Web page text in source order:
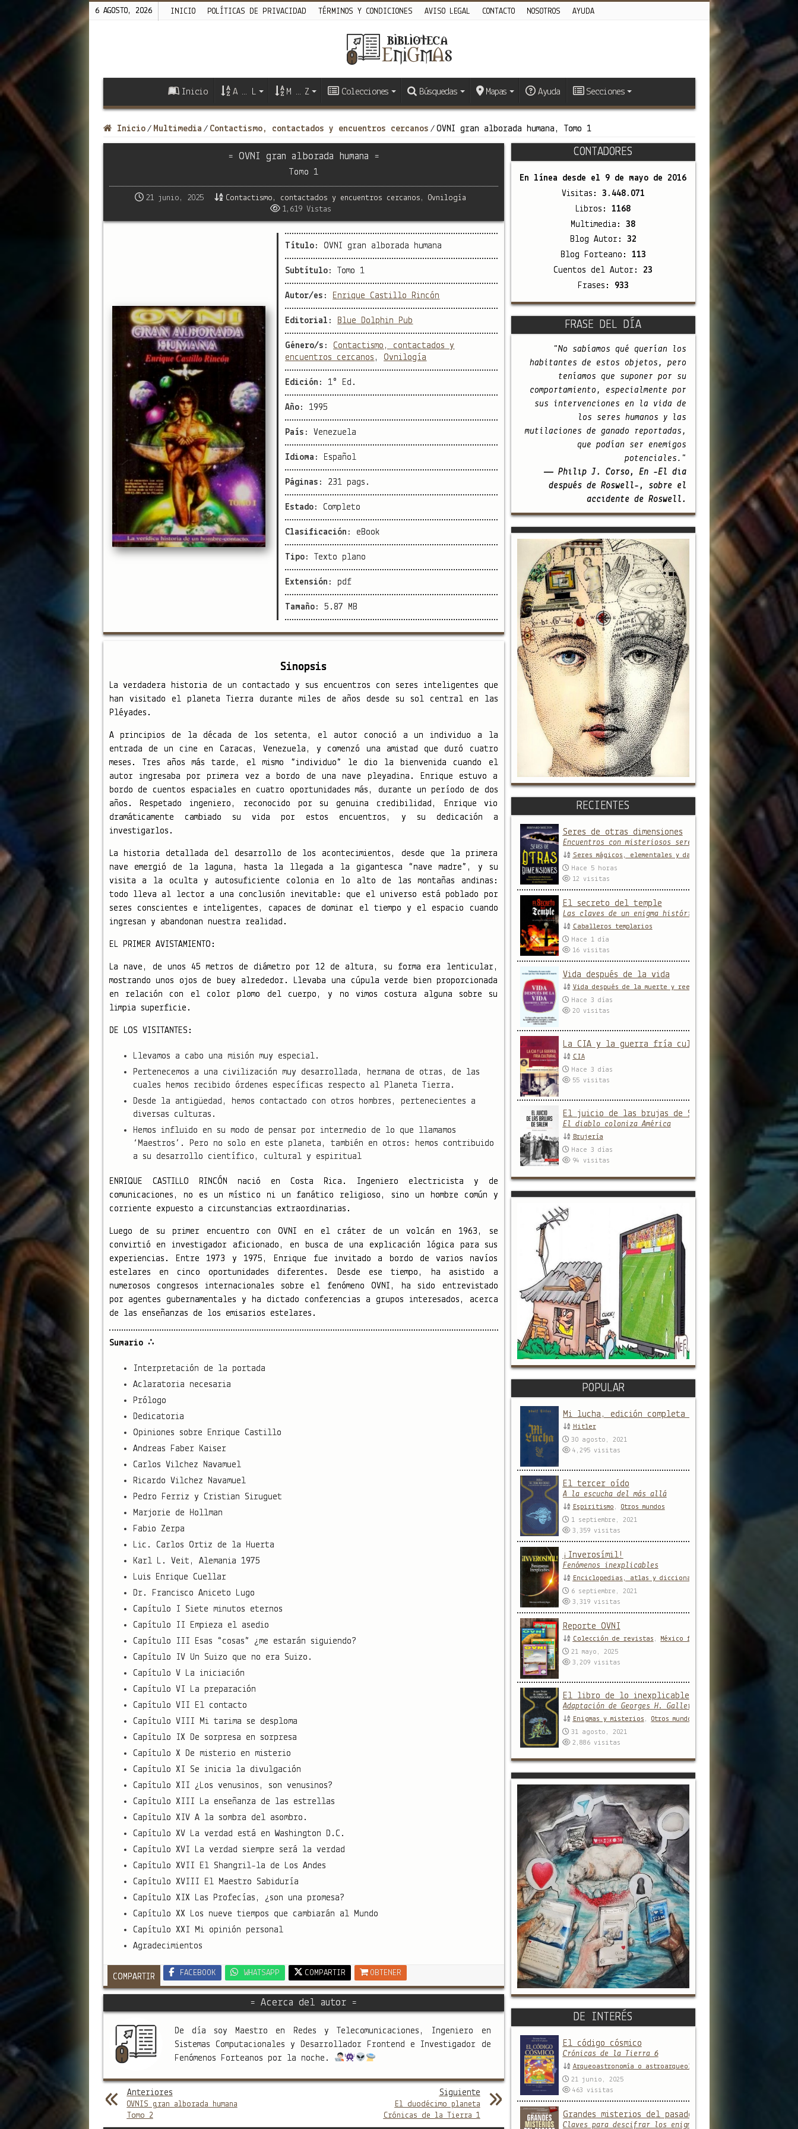
6 AGOSTO, 2026 INICIO POLÍTICAS DE PRIVACIDAD TÉRMINOS Y CONDICIONES AVISO LEGAL CONTACTO NOSOTROS AYUDA
Inicio A … L M … Z Colecciones Búsquedas Mapas Ayuda Secciones
Inicio / Multimedia / Contactismo, contactados y encuentros cercanos / OVNI gran alborada humana, Tomo 1
= OVNI gran alborada humana =
Tomo 1
21 junio, 2025 Contactismo, contactados y encuentros cercanos , Ovnilogía
1,619 Vistas
Título: OVNI gran alborada humana
Subtítulo: Tomo 1
Autor/es: Enrique Castillo Rincón
Editorial: Blue Dolphin Pub
Género/s: Contactismo, contactados y
encuentros cercanos , Ovnilogía
Edición: 1° Ed.
Año: 1995
País: Venezuela
Idioma: Español
Páginas: 231 pags.
Estado: Completo
Clasificación: eBook
Tipo: Texto plano
Extensión: pdf
Tamaño:5.87 MB
Sinopsis
La verdadera historia de un contactado y sus encuentros con seres inteligentes que
han visitado el planeta Tierra durante miles de años desde su sol central en las
Pléyades.
A principios de la década de los setenta, el autor conoció a un individuo a la
entrada de un cine en Caracas, Venezuela, y comenzó una amistad que duró cuatro
meses. Tres años más tarde, el mismo “individuo” le dio la bienvenida cuando el
autor ingresaba por primera vez a bordo de una nave pleyadina. Enrique estuvo a
bordo de cuentos espaciales en cuatro oportunidades más, durante un período de dos
años. Respetado ingeniero, reconocido por su genuina credibilidad, Enrique vio
dramáticamente cambiado su vida por estos encuentros, y su dedicación a
investigarlos.
La historia detallada del desarrollo de los acontecimientos, desde que la primera
nave emergió de la laguna, hasta la llegada a la gigantesca “nave madre”, y su
visita a la oculta y autosuficiente colonia en lo alto de las montañas andinas:
todo lleva al lector a una conclusión inevitable: que el universo está poblado por
seres conscientes e inteligentes, capaces de dominar el tiempo y el espacio cuando
ingresan y abandonan nuestra realidad.
EL PRIMER AVISTAMIENTO:
La nave, de unos 45 metros de diámetro por 12 de altura, su forma era lenticular,
mostrando unos ojos de buey alrededor. Llevaba una cúpula verde bien proporcionada
en relación con el color plomo del cuerpo, y no vimos costura alguna sobre su
limpia superficie.
DE LOS VISITANTES:
Llevamos a cabo una misión muy especial.
Pertenecemos a una civilización muy desarrollada, hermana de otras, de las
cuales hemos recibido órdenes específicas respecto al Planeta Tierra.
Desde la antigüedad, hemos contactado con otros hombres, pertenecientes a
diversas culturas.
Hemos influido en su modo de pensar por intermedio de lo que llamamos
‘Maestros’. Pero no solo en este planeta, también en otros: hemos contribuido
a su desarrollo científico, cultural y espiritual
ENRIQUE CASTILLO RINCÓN nació en Costa Rica. Ingeniero electricista y de
comunicaciones, no es un místico ni un fanático religioso, sino un hombre común y
corriente expuesto a circunstancias extraordinarias.
Luego de su primer encuentro con OVNI en el cráter de un volcán en 1963, se
convirtió en investigador aficionado, en busca de una explicación lógica para sus
experiencias. Entre 1973 y 1975, Enrique fue invitado a bordo de varios navíos
estelares en cinco oportunidades diferentes. Desde ese tiempo, ha asistido a
numerosos congresos internacionales sobre el fenómeno OVNI, ha sido entrevistado
por agentes gubernamentales y ha dictado conferencias a grupos interesados, acerca
de las enseñanzas de los emisarios estelares.
Sumario ∴
Interpretación de la portada
Aclaratoria necesaria
Prólogo
Dedicatoria
Opiniones sobre Enrique Castillo
Andreas Faber Kaiser
Carlos Vilchez Navamuel
Ricardo Vilchez Navamuel
Pedro Ferriz y Cristian Siruguet
Marjorie de Hollman
Fabio Zerpa
Lic. Carlos Ortiz de la Huerta
Karl L. Veit, Alemania 1975
Luis Enrique Cuellar
Dr. Francisco Aniceto Lugo
Capítulo I Siete minutos eternos
Capítulo II Empieza el asedio
Capítulo III Esas “cosas” ¿me estarán siguiendo?
Capítulo IV Un Suizo que no era Suizo.
Capítulo V La iniciación
Capítulo VI La preparación
Capítulo VII El contacto
Capítulo VIII Mi tarima se desploma
Capítulo IX De sorpresa en sorpresa
Capítulo X De misterio en misterio
Capítulo XI Se inicia la divulgación
Capítulo XII ¿Los venusinos, son venusinos?
Capítulo XIII La enseñanza de las estrellas
Capítulo XIV A la sombra del asombro.
Capítulo XV La verdad está en Washington D.C.
Capítulo XVI La verdad siempre será la verdad
Capítulo XVII El Shangril-la de Los Andes
Capítulo XVIII El Maestro Sabiduría
Capítulo XIX Las Profecías, ¿son una promesa?
Capítulo XX Los nueve tiempos que cambiarán al Mundo
Capítulo XXI Mi opinión personal
Agradecimientos
COMPARTIR FACEBOOK WHATSAPP COMPARTIR OBTENER
= Acerca del autor =
De día soy Maestro en Redes y Telecomunicaciones, Ingeniero en
Sistemas Computacionales y Desarrollador Frontend e Investigador de
Fenómenos Forteanos por la noche.
Anteriores
OVNIS gran alborada humana
Tomo 2
Siguiente
El duodécimo planeta
Crónicas de la Tierra 1
CONTADORES
En línea desde el 9 de mayo de 2016
Visitas: 3.448.071
Libros: 1168
Multimedia: 38
Blog Autor: 32
Blog Forteano: 113
Cuentos del Autor: 23
Frases: 933
FRASE DEL DÍA
"No sabíamos qué querían los
habitantes de estos objetos, pero
teníamos que suponer por su
comportamiento, especialmente por
sus intervenciones en la vida de
los seres humanos y las
mutilaciones de ganado reportadas,
que podían ser enemigos
potenciales."
— Philip J. Corso, En -El día
después de Roswell-, sobre el
accidente de Roswell.
RECIENTES
Seres de otras dimensiones
Encuentros con misteriosos seres y entidades que
Seres mágicos, elementales y daimones
Hace 5 horas
12 visitas
El secreto del temple
Las claves de un enigma histórico
Caballeros templarios
Hace 1 día
16 visitas
Vida después de la vida
Vida después de la muerte y reencarnación
Hace 3 días
20 visitas
La CIA y la guerra fría cultural
CIA
Hace 3 días
55 visitas
El juicio de las brujas de Salem
El diablo coloniza América
Brujería
Hace 3 días
94 visitas
POPULAR
Mi lucha, edición completa y sin censura
Hitler
30 agosto, 2021
4,295 visitas
El tercer oído
A la escucha del más allá
Espiritismo , Otros mundos
1 septiembre, 2021
3,359 visitas
¡Inverosímil!
Fenómenos inexplicables
Enciclopedias, atlas y diccionarios
6 septiembre, 2021
3,319 visitas
Reporte OVNI
Colección de revistas ,
México forteano
21 mayo, 2025
3,209 visitas
El libro de lo inexplicable
Adaptación de Georges H. Gallet
Enigmas y misterios , Otros mundos
31 agosto, 2021
2,886 visitas
DE INTERÉS
El código cósmico
Crónicas de la Tierra 6
Arqueoastronomía o astroarqueología
21 junio, 2025
463 visitas
Grandes misterios del pasado
Claves para descifrar los enigmas de las antiguas